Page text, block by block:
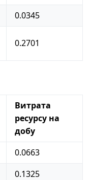
0.0345
0.2701
Витрата
ресурсу на
добу
0.0663
0.1325